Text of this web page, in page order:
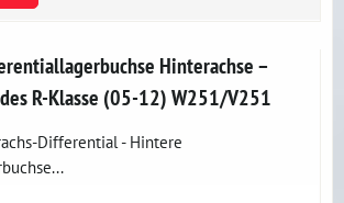
Hinterachse –
R-Klasse (05-12) W251/V251
Differential - Hintere